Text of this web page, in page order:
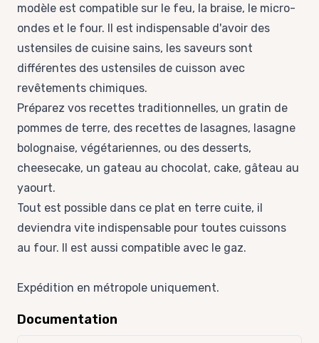
modèle est compatible sur le feu, la braise, le micro-
ondes et le four. Il est indispensable d'avoir des
ustensiles de cuisine sains, les saveurs sont
différentes des ustensiles de cuisson avec
revêtements chimiques.
Préparez vos recettes traditionnelles, un gratin de
pommes de terre, des recettes de lasagnes, lasagne
bolognaise, végétariennes, ou des desserts,
cheesecake, un gateau au chocolat, cake, gâteau au
yaourt.
Tout est possible dans ce plat en terre cuite, il
deviendra vite indispensable pour toutes cuissons
au four. Il est aussi compatible avec le gaz.
Expédition en métropole uniquement.
Documentation